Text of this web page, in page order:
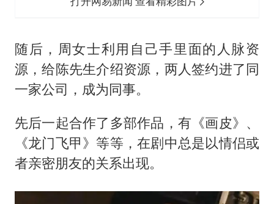
随后，周女士利用自己手里面的人脉资
源，给陈先生介绍资源，两人签约进了同
一家公司，成为同事。
先后一起合作了多部作品，有《画皮》、
《龙门飞甲》等等，在剧中总是以情侣或
者亲密朋友的关系出现。